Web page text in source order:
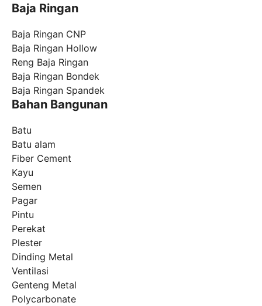
Baja Ringan
Baja Ringan CNP
Baja Ringan Hollow
Reng Baja Ringan
Baja Ringan Bondek
Baja Ringan Spandek
Bahan Bangunan
Batu
Batu alam
Fiber Cement
Kayu
Semen
Pagar
Pintu
Perekat
Plester
Dinding Metal
Ventilasi
Genteng Metal
Polycarbonate